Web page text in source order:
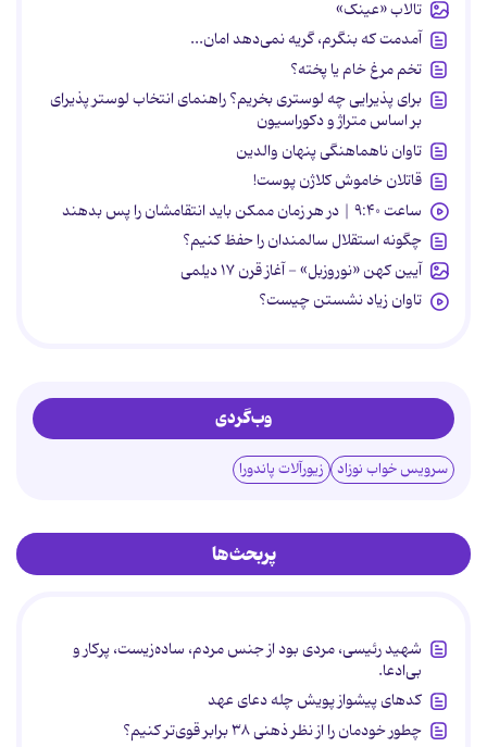
تالاب «عینک»
آمدمت که بنگرم، گریه نمی‌دهد امان...
تخم مرغ خام یا پخته؟
برای پذیرایی چه لوستری بخریم؟ راهنمای انتخاب لوستر پذیرای
بر اساس متراژ و دکوراسیون
تاوان ناهماهنگی پنهان والدین
قاتلان خاموش کلاژن پوست!
ساعت ۹:۴۰ | در هر زمان ممکن باید انتقامشان را پس بدهند
چگونه استقلال سالمندان را حفظ کنیم؟
آیین کهن «نوروزبل» - آغاز قرن ۱۷ دیلمی
تاوان زیاد نشستن چیست؟
وب‌گردی
سرویس خواب نوزاد زیورآلات پاندورا
پربحث‌ها
شهید رئیسی، مردی بود از جنس مردم، ساده‌زیست، پرکار و
بی‌ادعا.
کدهای پیشواز پویش چله دعای عهد
چطور خودمان را از نظر ذهنی ۳۸ برابر قوی‌تر کنیم؟